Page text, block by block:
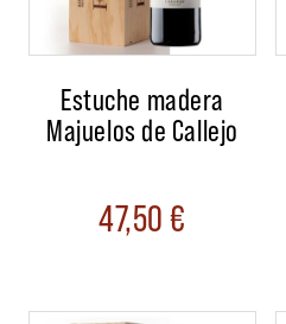
Estuche madera
Majuelos de Callejo
47,50€